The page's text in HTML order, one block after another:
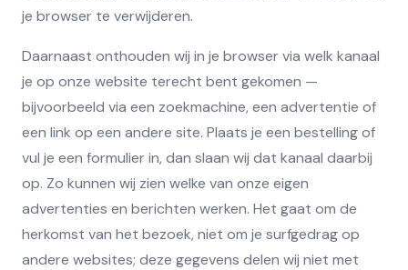
je browser te verwijderen.
Daarnaast onthouden wij in je browser via welk kanaal
je op onze website terecht bent gekomen —
bijvoorbeeld via een zoekmachine, een advertentie of
een link op een andere site. Plaats je een bestelling of
vul je een formulier in, dan slaan wij dat kanaal daarbij
op. Zo kunnen wij zien welke van onze eigen
advertenties en berichten werken. Het gaat om de
herkomst van het bezoek, niet om je surfgedrag op
andere websites; deze gegevens delen wij niet met